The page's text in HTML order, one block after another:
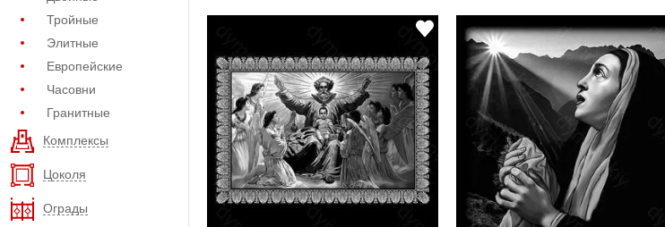
Тройные
Элитные
Европейские
Часовни
Гранитные
Комплексы
Цоколя
Ограды